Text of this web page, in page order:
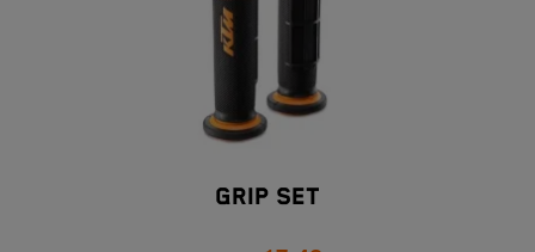
Grip Set